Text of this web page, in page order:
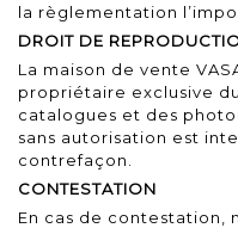
la règlementation
DROIT DE
La maison de vente
propriétaire exclusive
catalogues et des
sans autorisation est
contrefaçon.
CONTESTATION
En cas de contestation,